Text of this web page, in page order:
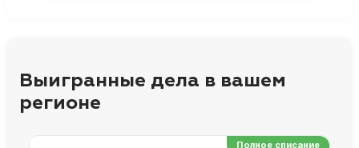
Выигранные дела в вашем
регионе
Полное списание